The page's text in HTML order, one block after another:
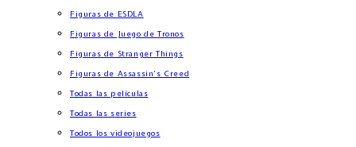
Figuras de ESDLA
Figuras de Juego de Tronos
Figuras de Stranger Things
Figuras de Assassin’s Creed
Todas las películas
Todas las series
Todos los videojuegos